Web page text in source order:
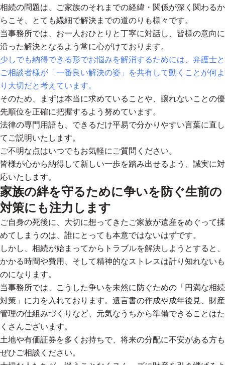
相続の問題は、ご家族のそれまでの経緯・関係が深く関わるか
らこそ、とても繊細で解決までの道のりも様々です。
当事務所では、お一人おひとりと丁寧に対話し、皆様の意向に
沿った解決となるよう常に心がけております。
少しでも納得できる形でお悩みを解消するためには、弁護士と
ご相談者様が「一番良い解決の姿」を共有して動くことが何よ
り大切だと考えています。
そのため、まずは本当に求めていることや、譲れないことの優
先順位を正確に把握するよう努めています。
法律の専門用語も、できるだけ平易で分かりやすい言葉に直し
てご説明いたします。
ご不明な点はいつでもお気軽にご質問ください。
皆様が心から納得して新しい一歩を踏み出せるよう、誠実に対
応いたします。
家族の絆を守るために争いを防ぐ生前の
対策にも注力します
ご自身の死後に、大切に想ってきたご家族が遺産をめぐって揉
めてしまうのは、誰にとっても本意ではないはずです。
しかし、相続が始まってからトラブルを解決しようとすると、
かかる時間や費用、そして精神的なストレスは計り知れないも
のになります。
当事務所では、こうした争いを未然に防ぐための「円満な相続
対策」に力を入れております。遺言書の作成や成年後見、財産
管理の仕組みづくりなど、元気なうちから準備できることはた
くさんございます。
土地や有価証券を多くお持ちで、将来の分配に不安がある方も
ぜひご相談ください。